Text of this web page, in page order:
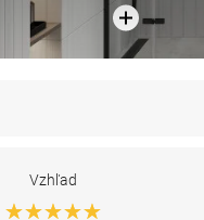
Vzhľad